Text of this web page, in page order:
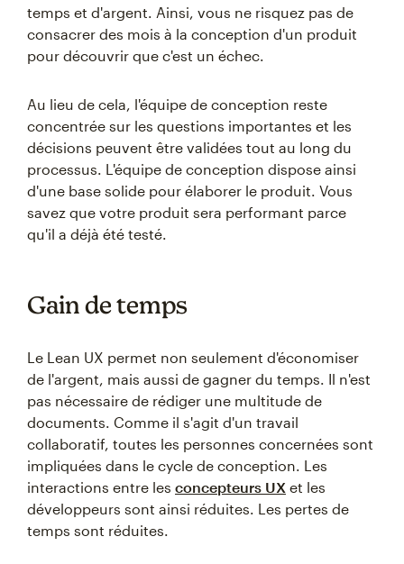
temps et d'argent. Ainsi, vous ne risquez pas de
consacrer des mois à la conception d'un produit
pour découvrir que c'est un échec.
Au lieu de cela, l'équipe de conception reste
concentrée sur les questions importantes et les
décisions peuvent être validées tout au long du
processus. L'équipe de conception dispose ainsi
d'une base solide pour élaborer le produit. Vous
savez que votre produit sera performant parce
qu'il a déjà été testé.
Gain de temps
Le Lean UX permet non seulement d'économiser
de l'argent, mais aussi de gagner du temps. Il n'est
pas nécessaire de rédiger une multitude de
documents. Comme il s'agit d'un travail
collaboratif, toutes les personnes concernées sont
impliquées dans le cycle de conception. Les
interactions entre les concepteurs UX et les
développeurs sont ainsi réduites. Les pertes de
temps sont réduites.